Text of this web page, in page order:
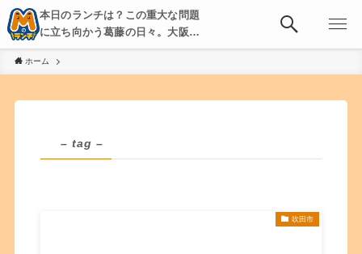
本日のランチは？この重大な問題
に立ち向かう葛藤の日々。大阪・
京都・神戸を中心とした食べ歩
き、飲み歩きを綴る。
ホーム
– tag –
吹田市